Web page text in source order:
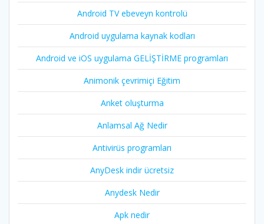
Android TV ebeveyn kontrolü
Android uygulama kaynak kodları
Android ve iOS uygulama GELİŞTİRME programları
Animonik çevrimiçi Eğitim
Anket oluşturma
Anlamsal Ağ Nedir
Antivirüs programları
AnyDesk indir ücretsiz
Anydesk Nedir
Apk nedir